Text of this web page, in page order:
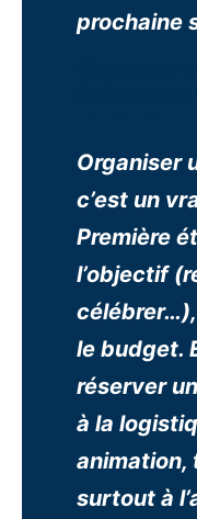
prochaine
Organiser
c’est un
Première
l’objectif
le budget.
réserver
à la
animation,
surtout à